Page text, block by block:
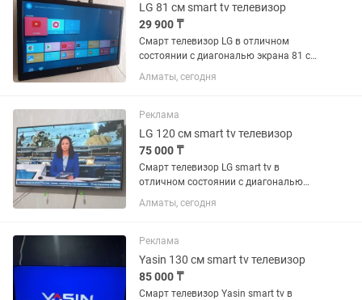
LG 81 см smart tv телевизор
29 900 ₸
Смарт телевизор LG в отличном
состоянии с диагональю экрана 81 см
(32 дюйма). WiFi, YouTube и много
других интересных приложений. Пульт
забрать через курьера.
Алматы, сегодня
Реклама
LG 120 см smart tv телевизор
75 000 ₸
Смарт телевизор LG smart tv в
отличном состоянии с диагональю
экрана 120 см. Встроенный цифровой
тюнер с 25 бесплатными каналами.
Алматы, сегодня
Реклама
Yasin 130 см smart tv телевизор
85 000 ₸
Смарт телевизор Yasin smart tv в